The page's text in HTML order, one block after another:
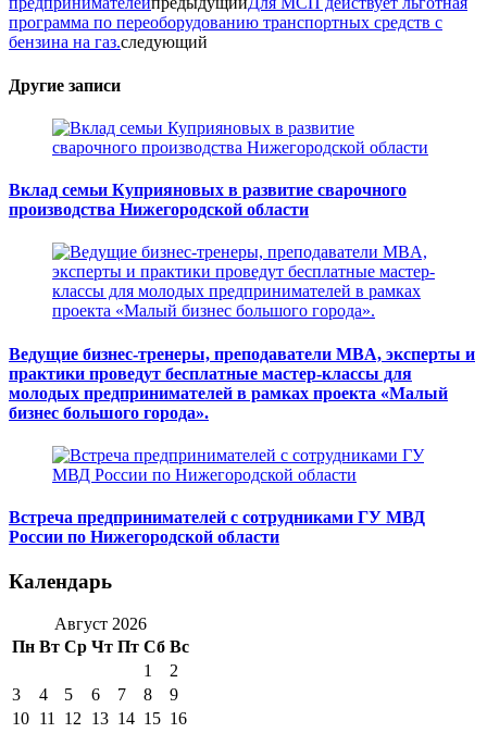
программа по переоборудованию транспортных средств с
бензина на газ.следующий
Другие записи
Вклад семьи Куприяновых в развитие сварочного
производства Нижегородской области
Ведущие бизнес-тренеры, преподаватели MBA, эксперты и
практики проведут бесплатные мастер-классы для
молодых предпринимателей в рамках проекта «Малый
бизнес большого города».
Встреча предпринимателей с сотрудниками ГУ МВД
России по Нижегородской области
Календарь
Август 2026
Пн Вт Ср Чт Пт Сб Вс
1
2
3
4 5 6 7 8
9
10 11 12 13 14 15 16